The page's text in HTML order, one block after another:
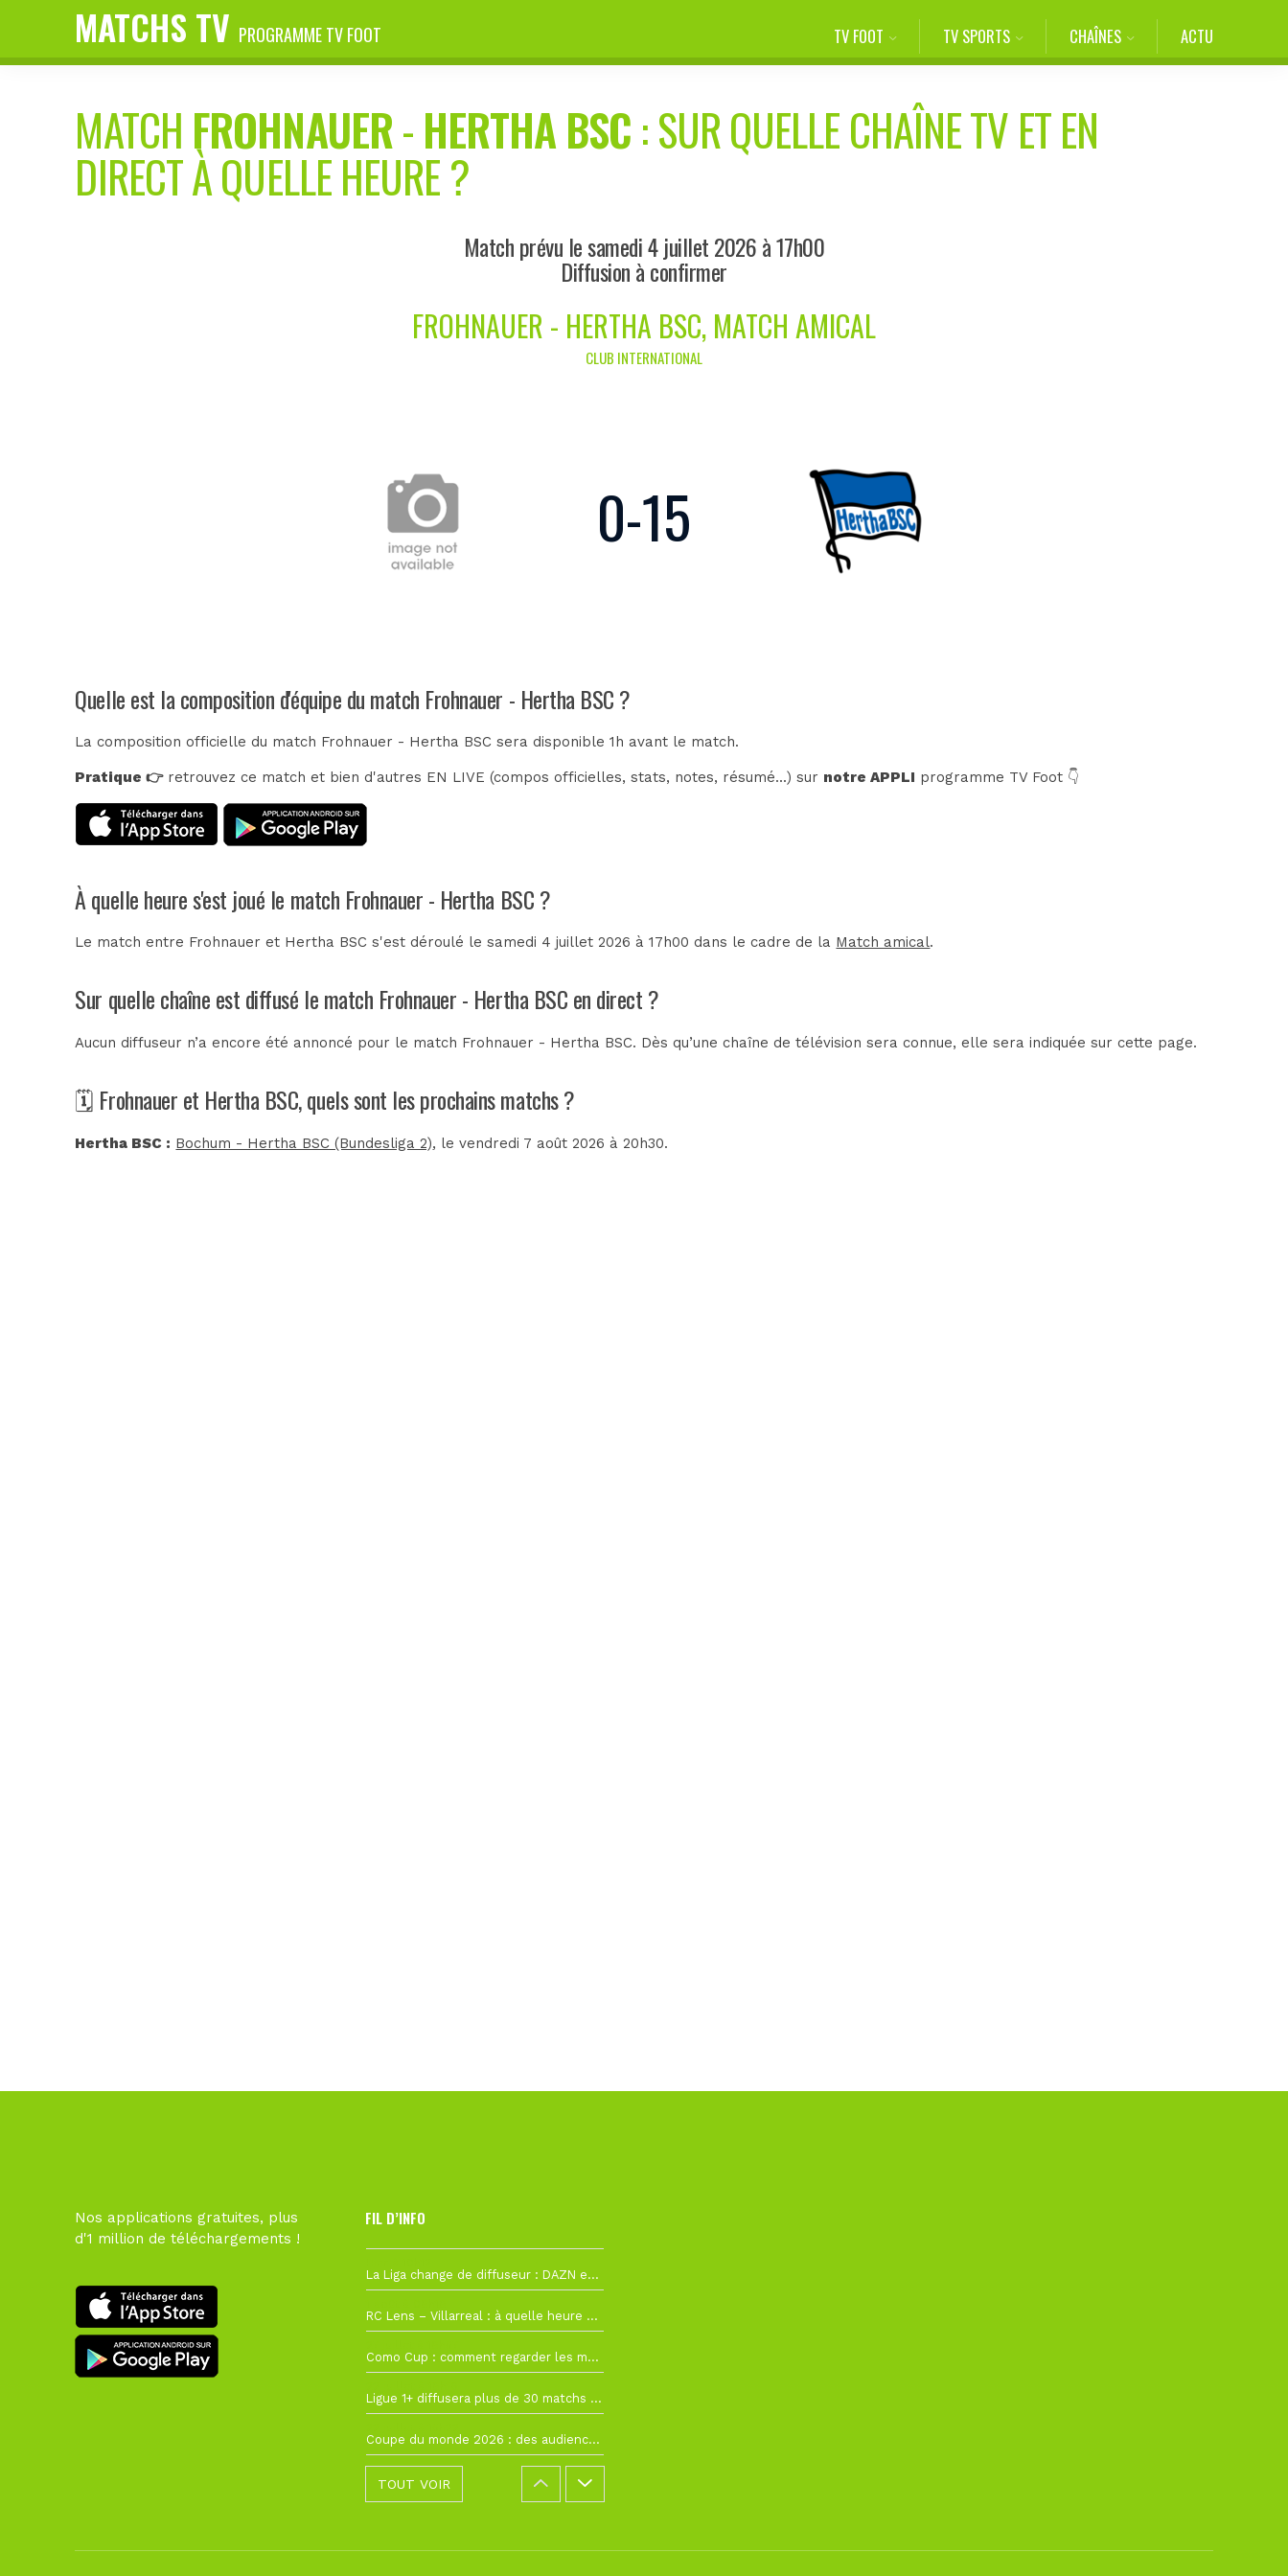
MATCHS TV PROGRAMME TV FOOT TV FOOT TV SPORTS CHAÎNES ACTU
MATCH FROHNAUER-HERTHA BSC: SUR QUELLE CHAÎNE TV ET EN
DIRECT À QUELLE HEURE ?
Match prévu le samedi 4 juillet 2026 à 17h00
Diffusion à confirmer
FROHNAUER - HERTHA BSC, MATCH AMICAL
CLUB INTERNATIONAL
0-15
Quelle est la composition d'équipe du match Frohnauer - Hertha BSC ?
La composition officielle du match Frohnauer - Hertha BSC sera disponible 1h avant le match.
Pratique 👉retrouvez ce match et bien d'autres EN LIVE (compos officielles, stats, notes, résumé...) sur notre APPLI programme TV Foot 👇
À quelle heure s'est joué le match Frohnauer - Hertha BSC ?
Le match entre Frohnauer et Hertha BSC s'est déroulé le samedi 4 juillet 2026 à 17h00 dans le cadre de la Match amical.
Sur quelle chaîne est diffusé le match Frohnauer - Hertha BSC en direct ?
Aucun diffuseur n’a encore été annoncé pour le match Frohnauer - Hertha BSC. Dès qu’une chaîne de télévision sera connue, elle sera indiquée sur cette page.
🗓️ Frohnauer et Hertha BSC, quels sont les prochains matchs ?
Hertha BSC : Bochum - Hertha BSC (Bundesliga 2), le vendredi 7 août 2026 à 20h30.
Nos applications gratuites, plus
d'1 million de téléchargements !
FIL D’INFO
La Liga change de diffuseur : DAZN et Disney+ remplacent beIN Sports !
RC Lens – Villarreal : à quelle heure et sur quelle chaîne voir la finale de la Como Cup ?
Como Cup : comment regarder les matchs du RC Lens en direct ?
Ligue 1+ diffusera plus de 30 matchs amicaux avant la reprise de la Ligue 1
Coupe du monde 2026 : des audiences record, mais M6 devrait perdre très gros !
TOUT VOIR